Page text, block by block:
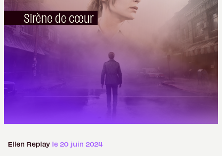
Sirène de cœur
Ellen Replay le 20 juin 2024